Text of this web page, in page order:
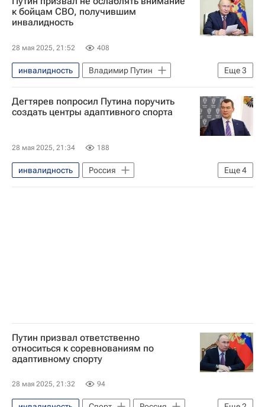
Вооруженные силы РФ
Здоровье - Общество
к бойцам СВО, получившим
инвалидность
28 мая 2025, 21:52 408
Еще3
инвалидность
Владимир Путин
Специальная военная операция на Украине
Россия
Здоровье - Общество
Дегтярев попросил Путина поручить
создать центры адаптивного спорта
28 мая 2025, 21:34 188
Еще4
инвалидность
Россия
Михаил Дегтярев
Владимир Путин
Путин призвал ответственно
относиться к соревнованиям по
адаптивному спорту
28 мая 2025, 21:32 94